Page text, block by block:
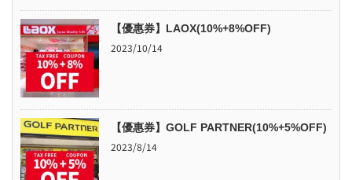
【優惠券】LAOX(10%+8%OFF)
2023/10/14
【優惠券】GOLF PARTNER(10%+5%OFF)
2023/8/14